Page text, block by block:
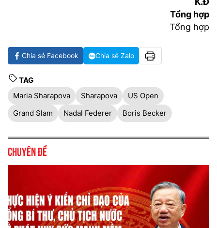
Tổng hợp
Tổng hợp
Chia sẻ Facebook Chia sẻ Zalo
TAG
Maria Sharapova
Sharapova
US Open
Grand Slam
Nadal Federer Boris Becker
Chuyên đề